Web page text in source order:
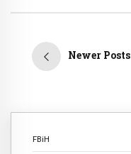
Newer Posts
FBiH